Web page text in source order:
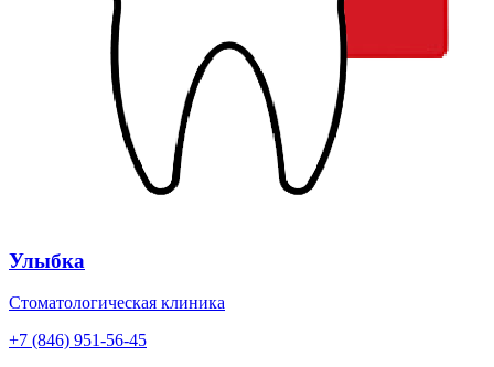
Улыбка
Стоматологическая клиника
+7 (846) 951-56-45